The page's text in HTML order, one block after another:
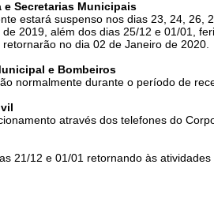
e Secretarias Municipais
estará suspenso nos dias 23, 24, 26,
2019, além dos dias 25/12 e 01/01,
no dia 02 de Janeiro de 2020.
e Bombeiros
normalmente durante o período de
através dos telefones do
21/12 e 01/01 retornando às